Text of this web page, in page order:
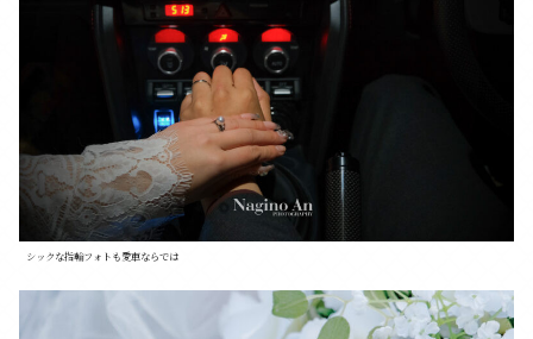
シックな指輪フォトも愛車ならでは